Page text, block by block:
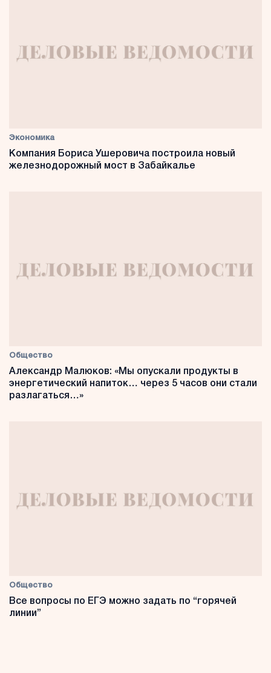
Экономика
Компания Бориса Ушеровича построила новый
железнодорожный мост в Забайкалье
Общество
Александр Малюков: «Мы опускали продукты в
энергетический напиток… через 5 часов они стали
разлагаться…»
Общество
Все вопросы по ЕГЭ можно задать по “горячей
линии”